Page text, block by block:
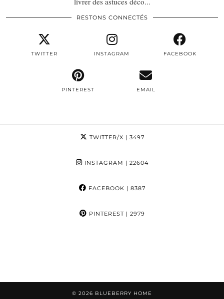
RESTONS CONNECTÉS
TWITTER INSTAGRAM FACEBOOK
PINTEREST EMAIL
TWITTER/X | 3497
INSTAGRAM | 22604
FACEBOOK | 8387
PINTEREST| 2979
© 2026 BLUEBERRY HOME